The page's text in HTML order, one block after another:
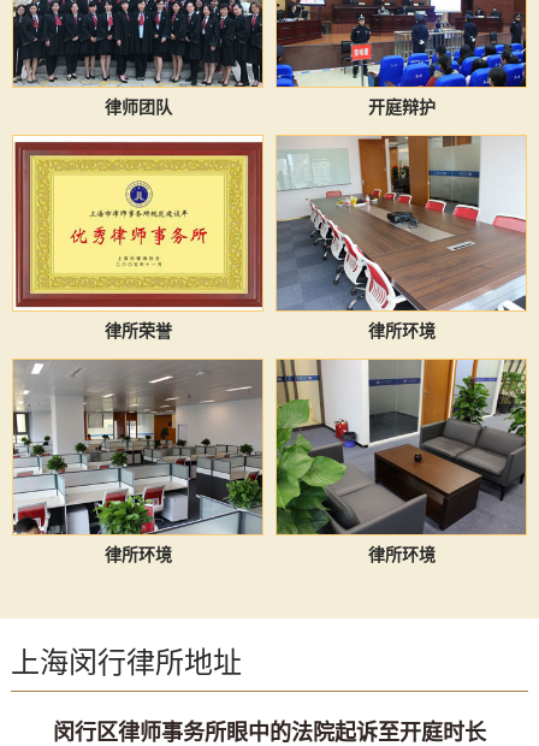
律师团队 开庭辩护
律所荣誉 律所环境
律所环境 律所环境
上海闵行律所地址
闵行区律师事务所眼中的法院起诉至开庭时长